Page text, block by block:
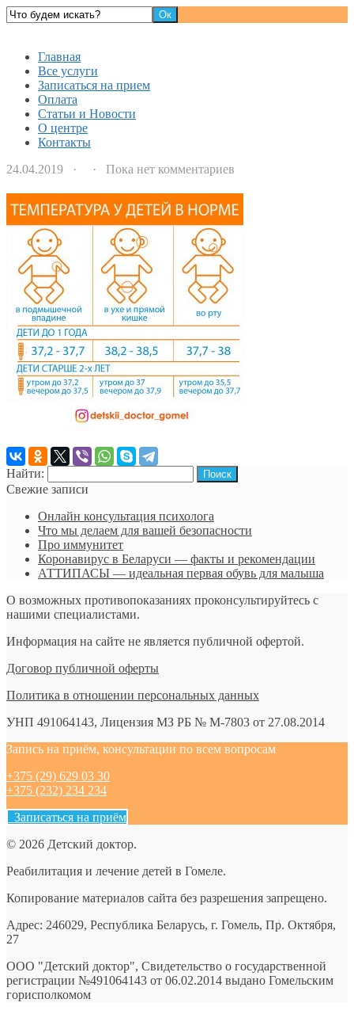
Главная
Все услуги
Записаться на прием
Оплата
Статьи и Новости
О центре
Контакты
24.04.2019 · · Пока нет комментариев
Найти:
Свежие записи
Онлайн консультация психолога
Что мы делаем для вашей безопасности
Про иммунитет
Коронавирус в Беларуси — факты и рекомендации
АТТИПАСЫ — идеальная первая обувь для малыша
О возможных противопоказаниях проконсультируйтесь с
нашими специалистами.
Информация на сайте не является публичной офертой.
Договор публичной оферты
Политика в отношении персональных данных
УНП 491064143, Лицензия МЗ РБ № М-7803 от 27.08.2014
Запись на приём, консультации по всем вопросам
+375 (29) 629 03 30
+375 (232) 234 234
Записаться на приём
© 2026 Детский доктор.
Реабилитация и лечение детей в Гомеле.
Копирование материалов сайта без разрешения запрещено.
Адрес: 246029, Республика Беларусь, г. Гомель, Пр. Октября,
27
ООО "Детский доктор", Свидетельство о государственной
регистрации №491064143 от 06.02.2014 выдано Гомельским
горисполкомом